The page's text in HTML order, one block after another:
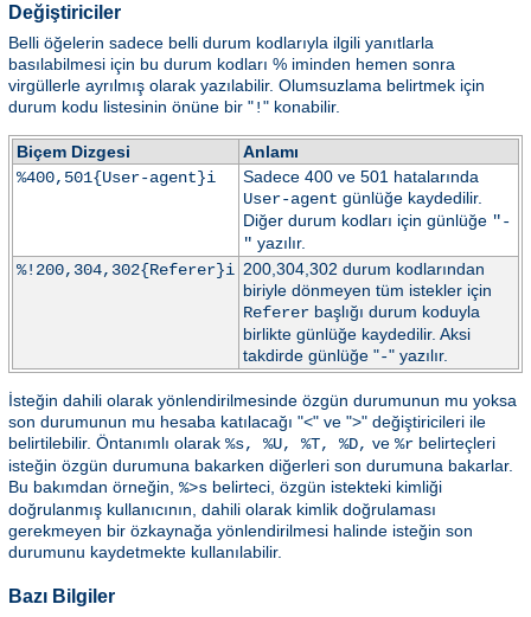
Değiştiriciler
Belli öğelerin sadece belli durum kodlarıyla ilgili yanıtlarla
basılabilmesi için bu durum kodları % iminden hemen sonra
virgüllerle ayrılmış olarak yazılabilir. Olumsuzlama belirtmek için
durum kodu listesinin önüne bir "!" konabilir.
Biçem Dizgesi
Anlamı
%400,501{User-agent}i
Sadece 400 ve 501 hatalarında
User-agent günlüğe kaydedilir.
Diğer durum kodları için günlüğe "-
" yazılır.
%!200,304,302{Referer}i 200,304,302 durum kodlarından
biriyle dönmeyen tüm istekler için
Refererbaşlığı durum koduyla
birlikte günlüğe kaydedilir. Aksi
takdirde günlüğe "-" yazılır.
İsteğin dahili olarak yönlendirilmesinde özgün durumunun mu yoksa
son durumunun mu hesaba katılacağı "<" ve ">" değiştiricileri ile
belirtilebilir. Öntanımlı olarak %s, %U, %T, %D, ve %r belirteçleri
isteğin özgün durumuna bakarken diğerleri son durumuna bakarlar.
Bu bakımdan örneğin, %>s belirteci, özgün istekteki kimliği
doğrulanmış kullanıcının, dahili olarak kimlik doğrulaması
gerekmeyen bir özkaynağa yönlendirilmesi halinde isteğin son
durumunu kaydetmekte kullanılabilir.
Bazı Bilgiler